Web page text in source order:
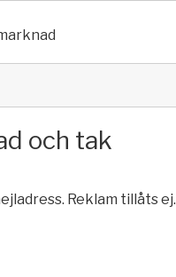
och tak
Reklam tillåts ej.